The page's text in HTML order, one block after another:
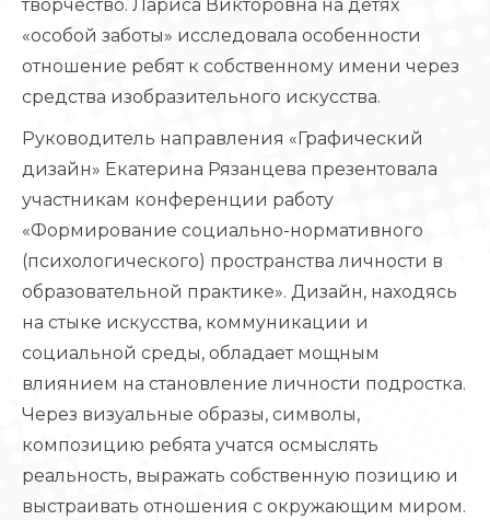
творчество. Лариса Викторовна на детях
«особой заботы» исследовала особенности
отношение ребят к собственному имени через
средства изобразительного искусства.
Руководитель направления «Графический
дизайн» Екатерина Рязанцева презентовала
участникам конференции работу
«Формирование социально-нормативного
(психологического) пространства личности в
образовательной практике». Дизайн, находясь
на стыке искусства, коммуникации и
социальной среды, обладает мощным
влиянием на становление личности подростка.
Через визуальные образы, символы,
композицию ребята учатся осмыслять
реальность, выражать собственную позицию и
выстраивать отношения с окружающим миром.